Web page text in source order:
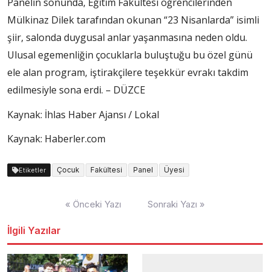
Mülkinaz Dilek tarafından okunan “23 Nisanlarda” isimli
şiir, salonda duygusal anlar yaşanmasına neden oldu.
Ulusal egemenliğin çocuklarla buluştuğu bu özel günü
ele alan program, iştirakçilere teşekkür evrakı takdim
edilmesiyle sona erdi. – DÜZCE
Kaynak: İhlas Haber Ajansı / Lokal
Kaynak: Haberler.com
Etiketler Çocuk Fakültesi Panel Üyesi
« Önceki Yazı Sonraki Yazı »
İlgili Yazılar